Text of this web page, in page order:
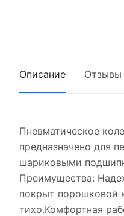
Описание Отзывы
Пневматическое
предназначено для
шариковыми
Преимущества:
покрыт порошковой
тихо.Комфортная